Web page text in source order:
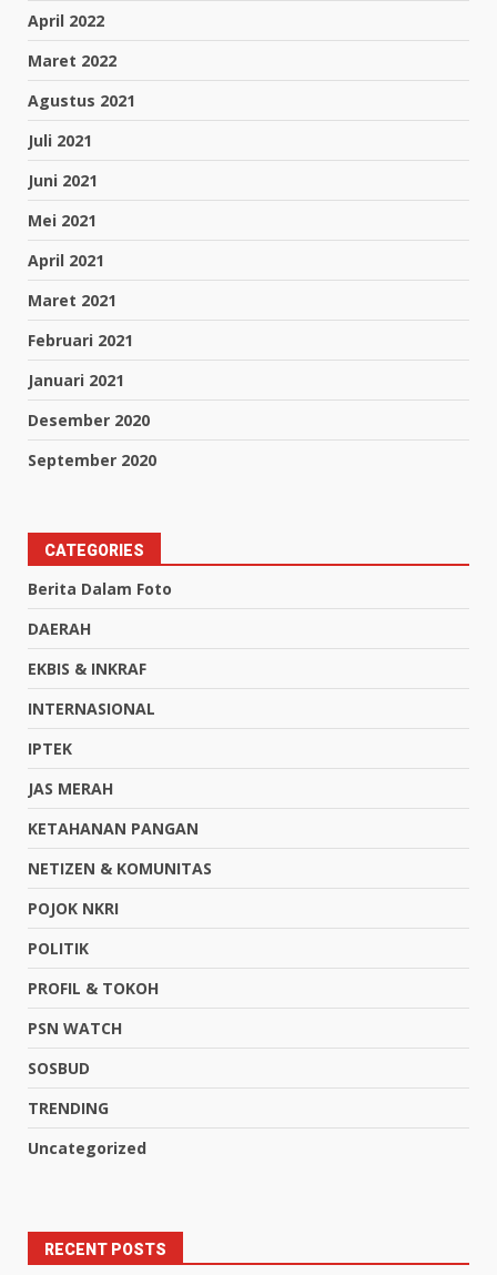
April 2022
Maret 2022
Agustus 2021
Juli 2021
Juni 2021
Mei 2021
April 2021
Maret 2021
Februari 2021
Januari 2021
Desember 2020
September 2020
CATEGORIES
Berita Dalam Foto
DAERAH
EKBIS & INKRAF
INTERNASIONAL
IPTEK
JAS MERAH
KETAHANAN PANGAN
NETIZEN & KOMUNITAS
POJOK NKRI
POLITIK
PROFIL & TOKOH
PSN WATCH
SOSBUD
TRENDING
Uncategorized
RECENT POSTS